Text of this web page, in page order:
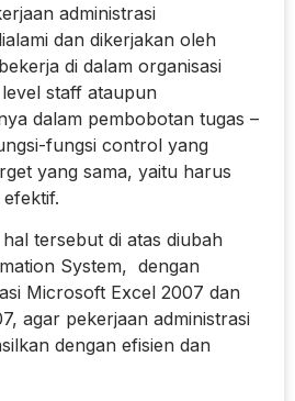
administrasi
dan dikerjakan oleh
di dalam organisasi
staff ataupun
dalam pembobotan tugas –
fungsi control yang
yang sama, yaitu harus
tersebut di atas diubah
System, dengan
Microsoft Excel 2007 dan
agar pekerjaan administrasi
dengan efisien dan